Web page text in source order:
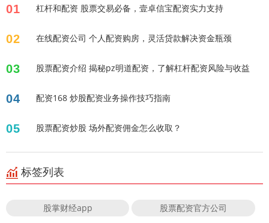
01 杠杆和配资 股票交易必备，壹卓信宝配资实力支持
02 在线配资公司 个人配资购房，灵活贷款解决资金瓶颈
03 股票配资介绍 揭秘pz明道配资，了解杠杆配资风险与收益
04 配资168 炒股配资业务操作技巧指南
05 股票配资炒股 场外配资佣金怎么收取？
标签列表
股掌财经app 股票配资官方公司